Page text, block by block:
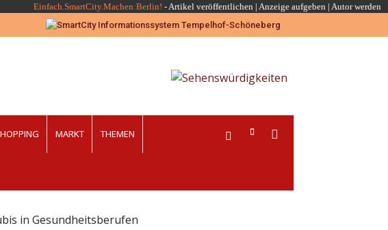
Einfach.SmartCity.Machen:Berlin! -Artikel veröffentlichen | Anzeige aufgeben | Autor werden
MARKT THEMEN
in Gesundheitsberufen